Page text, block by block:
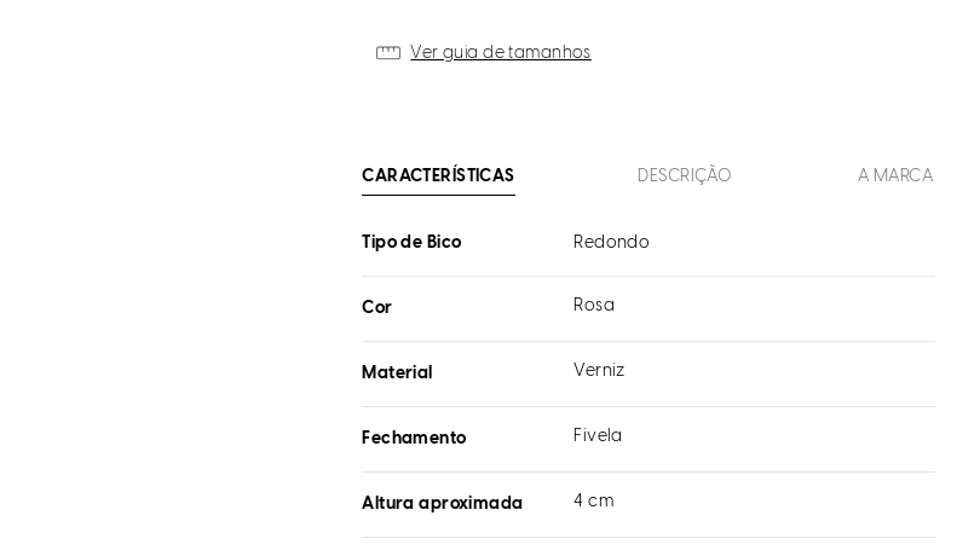
Ver guia de tamanhos
CARACTERÍSTICAS DESCRIÇÃO A MARCA
Tipo de Bico Redondo
Cor Rosa
Material Verniz
Fechamento Fivela
Altura aproximada 4 cm